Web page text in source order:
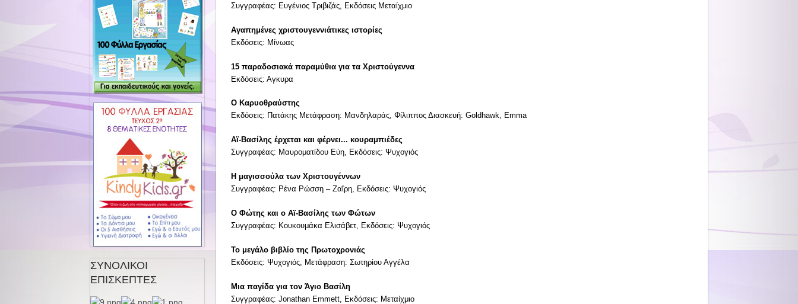
Συγγραφέας: Ευγένιος Τριβιζάς, Εκδόσεις Μεταίχμιο
Αγαπημένες χριστουγεννιάτικες ιστορίες
Εκδόσεις: Μίνωας
15 παραδοσιακά παραμύθια για τα Χριστούγεννα
Εκδόσεις: Αγκυρα
Ο Καρυοθραύστης
Εκδόσεις: Πατάκης Μετάφραση: Μανδηλαράς, Φίλιππος Διασκευή: Goldhawk, Emma
Αϊ-Βασίλης έρχεται και φέρνει... κουραμπιέδες
Συγγραφέας: Μαυροματίδου Εύη, Εκδόσεις: Ψυχογιός
Η μαγισσούλα των Χριστουγέννων
Συγγραφέας: Ρένα Ρώσση – Ζαΐρη, Εκδόσεις: Ψυχογιός
Ο Φώτης και ο Αϊ-Βασίλης των Φώτων
Συγγραφέας: Κουκουμάκα Ελισάβετ, Εκδόσεις: Ψυχογιός
Το μεγάλο βιβλίο της Πρωτοχρονιάς
Εκδόσεις: Ψυχογιός, Μετάφραση: Σωτηρίου Αγγέλα
Μια παγίδα για τον Άγιο Βασίλη
Συγγραφέας: Jonathan Emmett, Εκδόσεις: Μεταίχμιο
ΣΥΝΟΛΙΚΟΙ
ΕΠΙΣΚΕΠΤΕΣ